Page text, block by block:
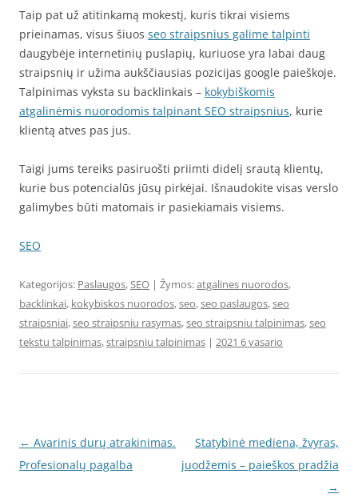
Taip pat už atitinkamą mokestį, kuris tikrai visiems
prieinamas, visus šiuos seo straipsnius galime talpinti
daugybėje internetinių puslapių, kuriuose yra labai daug
straipsnių ir užima aukščiausias pozicijas google paieškoje.
Talpinimas vyksta su backlinkais – kokybiškomis
atgalinėmis nuorodomis talpinant SEO straipsnius, kurie
klientą atves pas jus.
Taigi jums tereiks pasiruošti priimti didelį srautą klientų,
kurie bus potencialūs jūsų pirkėjai. Išnaudokite visas verslo
galimybes būti matomais ir pasiekiamais visiems.
SEO
Kategorijos: Paslaugos,SEO | Žymos:atgalines nuorodos,
backlinkai, kokybiskos nuorodos,seo,seo paslaugos,seo
straipsniai,seo straipsniu rasymas,seo straipsniu talpinimas,seo
tekstu talpinimas,straipsniu talpinimas | 2021 6 vasario
Įrašo
navigacija
← Avarinis durų atrakinimas.
Profesionalų pagalba
Statybinė mediena, žvyras,
juodžemis – paieškos pradžia
→